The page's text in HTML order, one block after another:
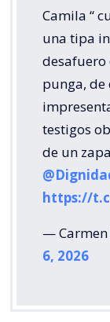
Camila “
una tipa
punga,
testigos
de un
https://
— Carmen
6, 2026